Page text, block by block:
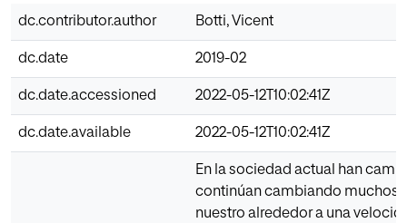
dc.contributor.author Botti, Vicent
dc.date 2019-02
dc.date.accessioned 2022-05-12T10:02:41Z
dc.date.available 2022-05-12T10:02:41Z
En la sociedad actual han
continúan cambiando muchos
nuestro alrededor a una